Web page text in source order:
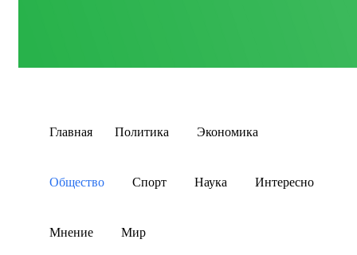
Главная Политика Экономика
Общество Спорт Наука Интересно
Мнение Мир